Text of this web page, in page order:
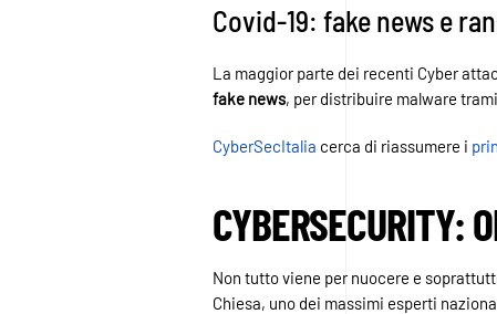
Covid-19: fake news e
La maggior parte dei recenti Cyber
fake news, per distribuire malware
CyberSecItalia cerca di riassumere i
CYBERSECURITY:
Non tutto viene per nuocere e
Chiesa, uno dei massimi esperti